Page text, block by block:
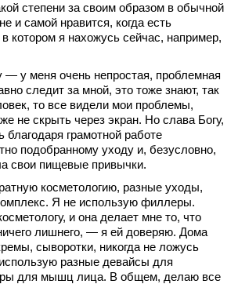
степени за своим образом в обычной
и самой нравится, когда есть
котором я нахожусь сейчас, например,
— у меня очень непростая, проблемная
следит за мной, это тоже знают, так
то все видели мои проблемы,
не скрыть через экран. Но слава Богу,
благодаря грамотной работе
подобранному уходу и, безусловно,
свои пищевые привычки.
косметологию, разные уходы,
Я не использую филлеры.
и она делает мне то, что
лишнего, — я ей доверяю. Дома
сыворотки, никогда не ложусь
разные девайсы для
для мышц лица. В общем, делаю все